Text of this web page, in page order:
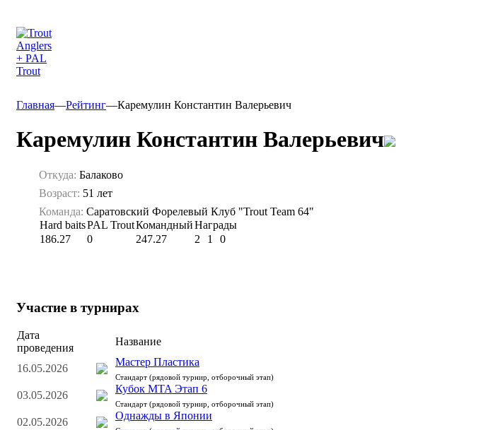
Главная—Рейтинг—Каремулин Константин Валерьевич
Каремулин Константин Валерьевич
Откуда: Балаково
Возраст: 51 лет
Команда: Саратовский Форелевый Клуб "Trout Team 64"
Hard baitsPAL TroutКомандныйНаграды
186.27
0 247.27 2 1 0
Участие в турнирах
Дата
проведения
Название
16.05.2026
Мастер Пластика
Стандарт (рядовой турнир, отборочный этап)
03.05.2026
Кубок MTA Этап 6
Стандарт (рядовой турнир, отборочный этап)
02.05.2026
Однажды в Японии